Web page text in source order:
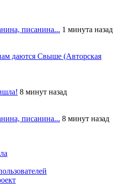
писанина... 1 минута назад
даются Свыше (Авторская
8 минут назад
писанина... 8 минут назад